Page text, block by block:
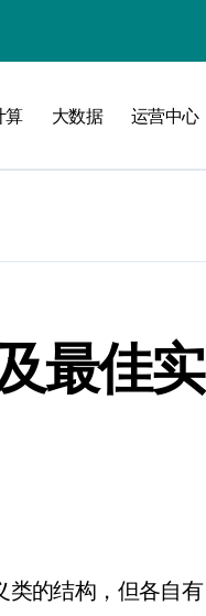
算 大数据 运营中心
最佳实